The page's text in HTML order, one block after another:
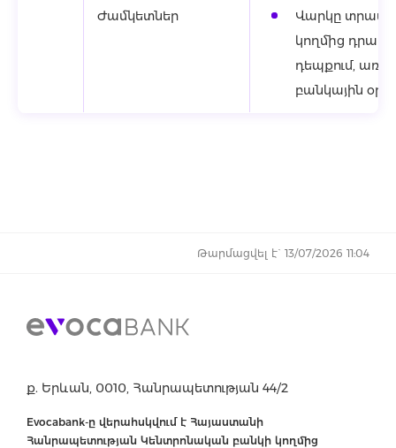
Ժամկետներ
Վարկը
կողմից
դեպքում,
բանկային
Թարմացվել է` 13/07/2026 11:04
ք. Երևան, 0010, Հանրապետության 44/2
Evocabank-ը վերահսկվում է Հայաստանի
Հանրապետության Կենտրոնական բանկի կողմից